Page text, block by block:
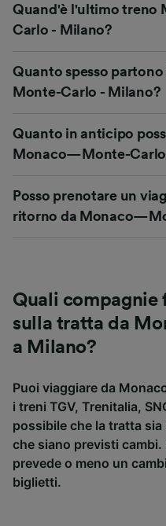
Quand'è l'ultimo
Carlo - Milano?
Quanto spesso
Monte-Carlo - Milano?
Quanto in anticipo
Monaco—Monte-
Posso prenotare un
ritorno da
Quali compagnie
sulla tratta da
a Milano?
Puoi viaggiare da
i treni TGV, Trenitalia,
possibile che la tratta
che siano previsti
prevede o meno un
biglietti.